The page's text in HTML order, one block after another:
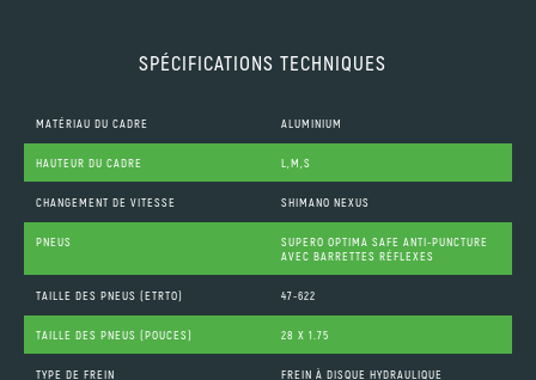
SPÉCIFICATIONS TECHNIQUES
MATÉRIAU DU CADRE ALUMINIUM
HAUTEUR DU CADRE L,M,S
CHANGEMENT DE VITESSE SHIMANO NEXUS
PNEUS
SUPERO OPTIMA SAFE ANTI-PUNCTURE
AVEC BARRETTES RÉFLEXES
TAILLE DES PNEUS (ETRTO) 47-622
TAILLE DES PNEUS (POUCES) 28 X 1.75
TYPE DE FREIN FREIN À DISQUE HYDRAULIQUE